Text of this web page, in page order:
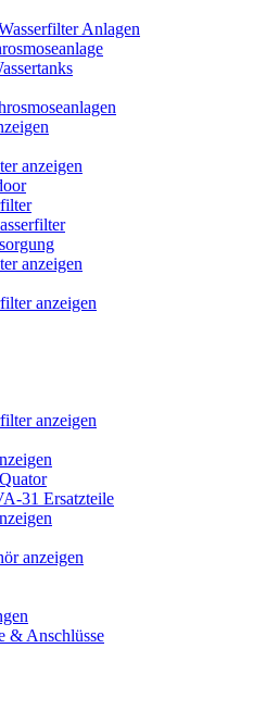
Anlagen
anzeigen
anzeigen
anzeigen
anzeigen
31 Ersatzteile
anzeigen
& Anschlüsse